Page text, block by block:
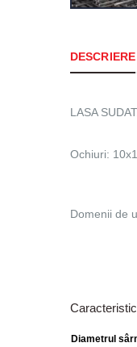
DESCRIERE
LASA
Ochiuri:
Domenii de
Diametrul